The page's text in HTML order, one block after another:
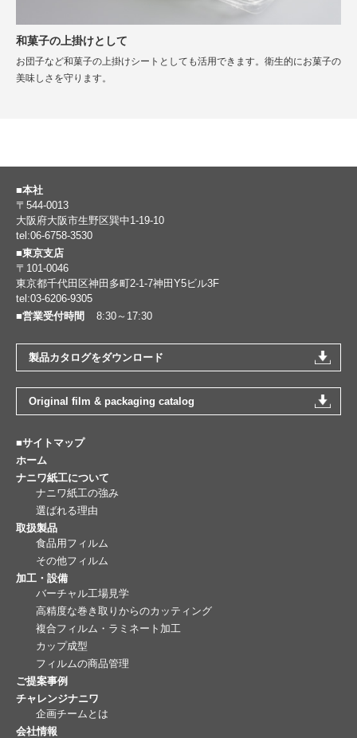
和菓子の上掛けとして
お団子など和菓子の上掛けシートとしても活用できます。衛生的にお菓子の
美味しさを守ります。
■本社
〒544-0013
大阪府大阪市生野区巽中1-19-10
tel:06-6758-3530
■東京支店
〒101-0046
東京都千代田区神田多町2-1-7神田Y5ビル3F
tel:03-6206-9305
■営業受付時間
8:30～17:30
製品カタログをダウンロード
Original film & packaging catalog
■サイトマップ
ホーム
ナニワ紙工について
ナニワ紙工の強み
選ばれる理由
取扱製品
食品用フィルム
その他フィルム
加工・設備
バーチャル工場見学
高精度な巻き取りからのカッティング
複合フィルム・ラミネート加工
カップ成型
フィルムの商品管理
ご提案事例
チャレンジナニワ
企画チームとは
会社情報